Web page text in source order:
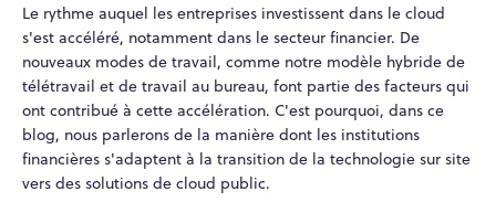
Le rythme auquel les entreprises investissent dans le cloud
s'est accéléré, notamment dans le secteur financier. De
nouveaux modes de travail, comme notre modèle hybride de
télétravail et de travail au bureau, font partie des facteurs qui
ont contribué à cette accélération. C'est pourquoi, dans ce
blog, nous parlerons de la manière dont les institutions
financières s'adaptent à la transition de la technologie sur site
vers des solutions de cloud public.